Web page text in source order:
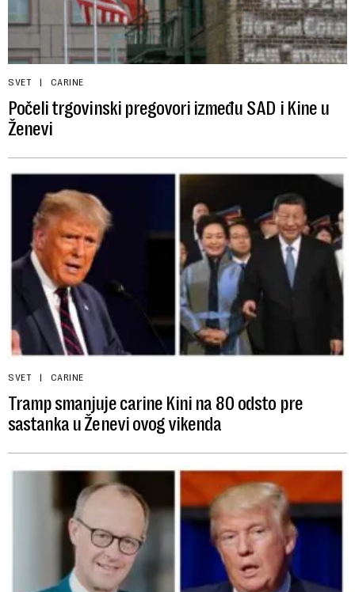
SVET CARINE
Počeli trgovinski pregovori između SAD i Kine u
Ženevi
SVET CARINE
Tramp smanjuje carine Kini na 80 odsto pre
sastanka u Ženevi ovog vikenda